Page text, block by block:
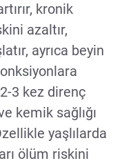
kronik
azaltır,
ayrıca beyin
3 kez direnç
kemik sağlığı
yaşlılarda
ölüm riskini